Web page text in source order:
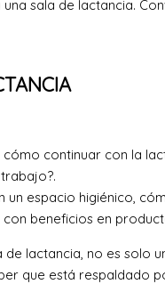
una sala de lactancia.
cómo continuar con la
un espacio higiénico,
con beneficios en
de lactancia, no es solo
que está respaldado